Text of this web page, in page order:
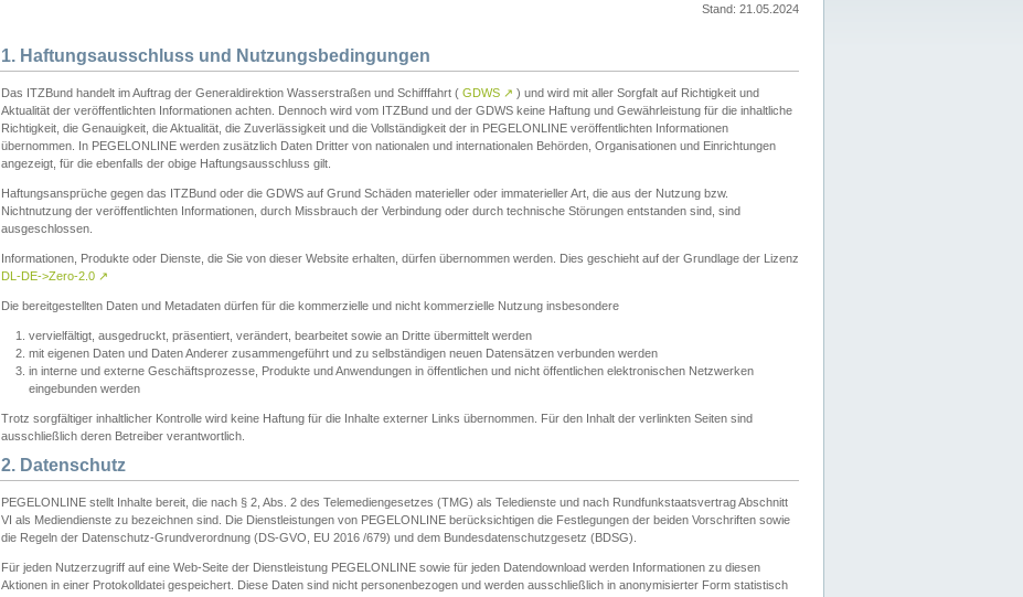
Stand: 21.05.2024
1. Haftungsausschluss und Nutzungsbedingungen
Das ITZBund handelt im Auftrag der Generaldirektion Wasserstraßen und Schifffahrt ( GDWS ↗ ) und wird mit aller Sorgfalt auf Richtigkeit und
Aktualität der veröffentlichten Informationen achten. Dennoch wird vom ITZBund und der GDWS keine Haftung und Gewährleistung für die inhaltliche
Richtigkeit, die Genauigkeit, die Aktualität, die Zuverlässigkeit und die Vollständigkeit der in PEGELONLINE veröffentlichten Informationen
übernommen. In PEGELONLINE werden zusätzlich Daten Dritter von nationalen und internationalen Behörden, Organisationen und Einrichtungen
angezeigt, für die ebenfalls der obige Haftungsausschluss gilt.
Haftungsansprüche gegen das ITZBund oder die GDWS auf Grund Schäden materieller oder immaterieller Art, die aus der Nutzung bzw.
Nichtnutzung der veröffentlichten Informationen, durch Missbrauch der Verbindung oder durch technische Störungen entstanden sind, sind
ausgeschlossen.
Informationen, Produkte oder Dienste, die Sie von dieser Website erhalten, dürfen übernommen werden. Dies geschieht auf der Grundlage der Lizenz
DL-DE->Zero-2.0 ↗
Die bereitgestellten Daten und Metadaten dürfen für die kommerzielle und nicht kommerzielle Nutzung insbesondere
vervielfältigt, ausgedruckt, präsentiert, verändert, bearbeitet sowie an Dritte übermittelt werden
mit eigenen Daten und Daten Anderer zusammengeführt und zu selbständigen neuen Datensätzen verbunden werden
in interne und externe Geschäftsprozesse, Produkte und Anwendungen in öffentlichen und nicht öffentlichen elektronischen Netzwerken
eingebunden werden
Trotz sorgfältiger inhaltlicher Kontrolle wird keine Haftung für die Inhalte externer Links übernommen. Für den Inhalt der verlinkten Seiten sind
ausschließlich deren Betreiber verantwortlich.
2. Datenschutz
PEGELONLINE stellt Inhalte bereit, die nach § 2, Abs. 2 des Telemediengesetzes (TMG) als Teledienste und nach Rundfunkstaatsvertrag Abschnitt
VI als Mediendienste zu bezeichnen sind. Die Dienstleistungen von PEGELONLINE berücksichtigen die Festlegungen der beiden Vorschriften sowie
die Regeln der Datenschutz-Grundverordnung (DS-GVO, EU 2016 /679) und dem Bundesdatenschutzgesetz (BDSG).
Für jeden Nutzerzugriff auf eine Web-Seite der Dienstleistung PEGELONLINE sowie für jeden Datendownload werden Informationen zu diesen
Aktionen in einer Protokolldatei gespeichert. Diese Daten sind nicht personenbezogen und werden ausschließlich in anonymisierter Form statistisch